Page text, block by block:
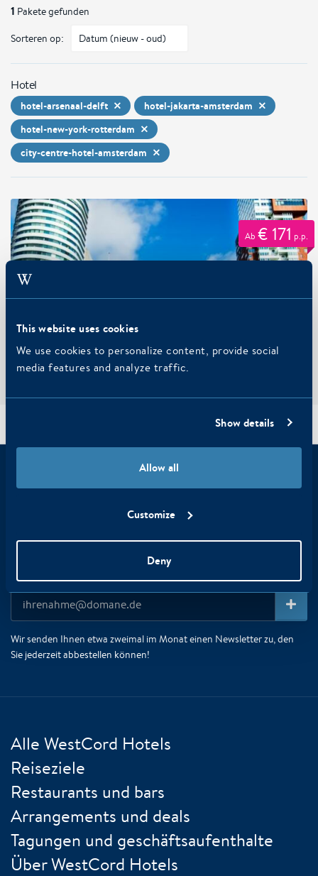
This website uses cookies
We use cookies to personalize content, provide social
media features and analyze traffic.
Show details
Allow all
Customize
Deny
1 Pakete gefunden
Sorteren op:
Hotel
hotel-arsenaal-delft
hotel-jakarta-amsterdam
hotel-new-york-rotterdam
city-centre-hotel-amsterdam
Holland-Amerika Linie
Hotel New York Rotterdam, ss Rotterdam
Ab € 171 p.p.
Arrangements
Haben Sie sich bereits für den
Newsletter registriert?
Verpassen Sie keine wichtigen Nachrichten von WestCord
Hotels: Erhalten Sie als Erster die besten Tipps, Angebote
und Neuigkeiten!
Wir senden Ihnen etwa zweimal im Monat einen Newsletter zu, den
Sie jederzeit abbestellen können!
Alle WestCord Hotels
Reiseziele
Restaurants und bars
Arrangements und deals
Tagungen und geschäftsaufenthalte
Über WestCord Hotels